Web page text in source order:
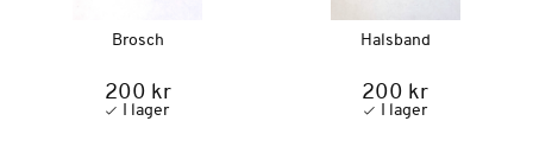
Brosch
200 kr
Halsband
200 kr